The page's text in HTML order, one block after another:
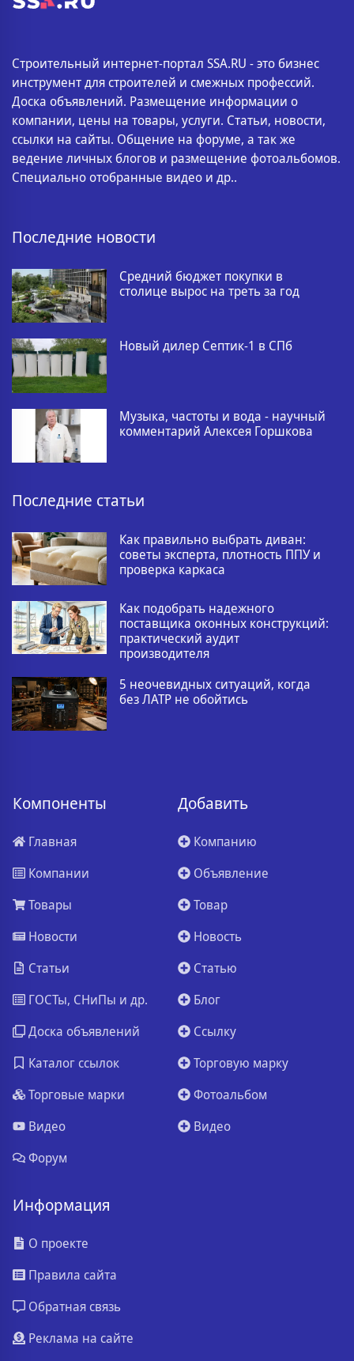
Строительный интернет-портал SSA.RU - это бизнес
инструмент для строителей и смежных профессий.
Доска объявлений. Размещение информации о
компании, цены на товары, услуги. Статьи, новости,
ссылки на сайты. Общение на форуме, а так же
ведение личных блогов и размещение фотоальбомов.
Специально отобранные видео и др..
Последние новости
Средний бюджет покупки в
столице вырос на треть за год
Новый дилер Септик-1 в СПб
Музыка, частоты и вода - научный
комментарий Алексея Горшкова
Последние статьи
Как правильно выбрать диван:
советы эксперта, плотность ППУ и
проверка каркаса
Как подобрать надежного
поставщика оконных конструкций:
практический аудит
производителя
5 неочевидных ситуаций, когда
без ЛАТР не обойтись
Компоненты
Главная
Компании
Товары
Новости
Статьи
ГОСТы, СНиПы и др.
Доска объявлений
Каталог ссылок
Торговые марки
Видео
Форум
Добавить
Компанию
Объявление
Товар
Новость
Статью
Блог
Ссылку
Торговую марку
Фотоальбом
Видео
Информация
О проекте
Правила сайта
Обратная связь
Реклама на сайте